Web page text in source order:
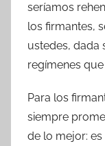
seríamos
los firmantes,
ustedes, dada
regímenes
Para los
siempre
de lo mejor: